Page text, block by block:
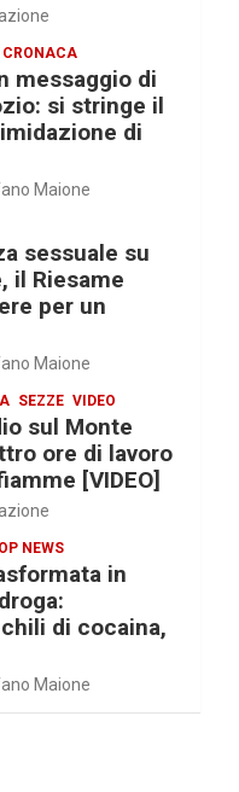
CRONACA
messaggio di
si stringe il
di
Maione
sessuale su
il Riesame
per un
Maione
SEZZE VIDEO
sul Monte
ore di lavoro
[VIDEO]
NEWS
in
di cocaina,
Maione